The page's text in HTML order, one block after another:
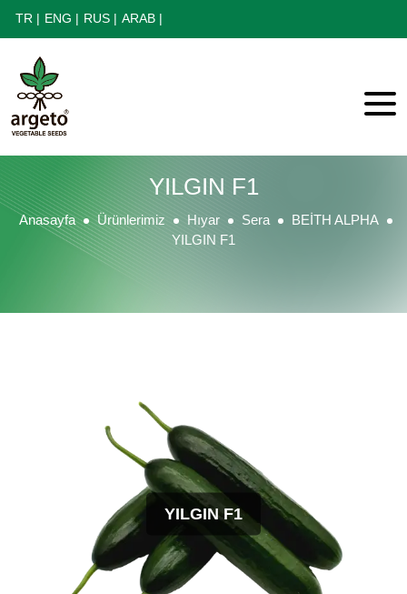
TR | ENG | RUS | ARAB |
YILGIN F1
Anasayfa Ürünlerimiz Hıyar Sera
BEİTH ALPHA
YILGIN F1
YILGIN F1